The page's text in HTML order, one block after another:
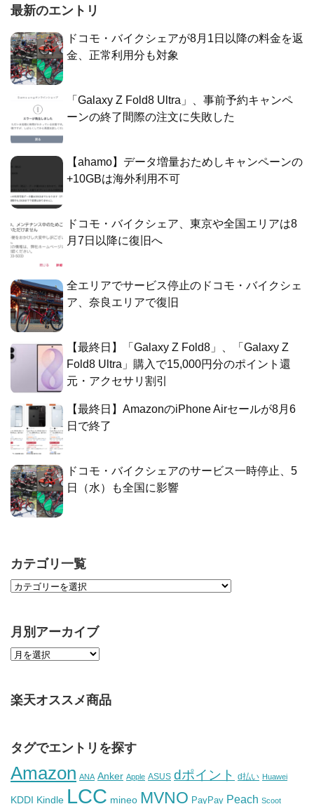
最新のエントリ
ドコモ・バイクシェアが8月1日以降の料金を返
金、正常利用分も対象
「Galaxy Z Fold8 Ultra」、事前予約キャンペ
ーンの終了間際の注文に失敗した
【ahamo】データ増量おためしキャンペーンの
+10GBは海外利用不可
ドコモ・バイクシェア、東京や全国エリアは8
月7日以降に復旧へ
全エリアでサービス停止のドコモ・バイクシェ
ア、奈良エリアで復旧
【最終日】「Galaxy Z Fold8」、「Galaxy Z
Fold8 Ultra」購入で15,000円分のポイント還
元・アクセサリ割引
【最終日】AmazonのiPhone Airセールが8月6
日で終了
ドコモ・バイクシェアのサービス一時停止、5
日（水）も全国に影響
カテゴリ一覧
月別アーカイブ
楽天オススメ商品
タグでエントリを探す
Amazon ANA Anker Apple ASUS dポイント d払い Huawei
KDDI Kindle LCC mineo MVNO PayPay Peach Scoot